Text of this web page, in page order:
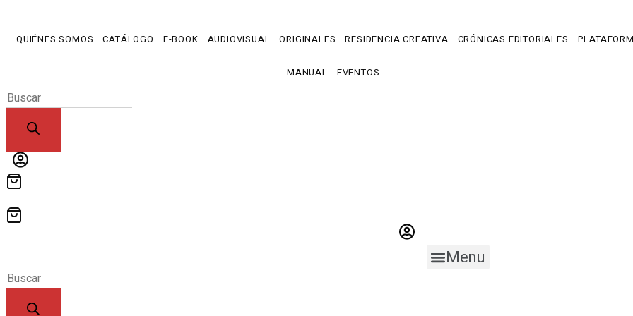
contenido
QUIÉNES SOMOS CATÁLOGO E-BOOK AUDIOVISUAL ORIGINALES RESIDENCIA CREATIVA CRÓNICAS EDITORIALES
MANUAL EVENTOS
Products
Menu
Products